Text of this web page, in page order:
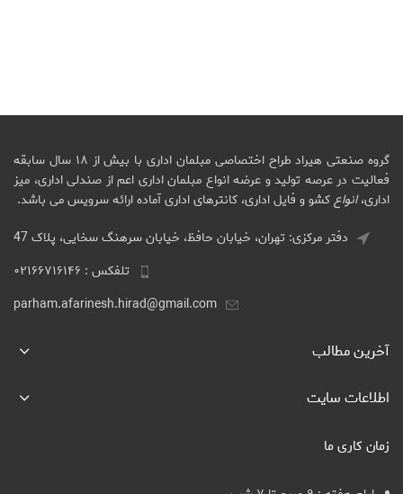
گروه صنعتی هیراد طراح اختصاصی مبلمان اداری با بیش از ۱۸ سال سابقه
فعالیت در عرصه تولید و عرضه انواع مبلمان اداری اعم از صندلی اداری، میز
اداری،انواعکشو و فایل اداری، کانترهای اداری آماده ارائه سرویس می باشد.
دفتر مرکزی: تهران، خیابان حافظ، خیابان سرهنگ سخایی، پلاک 47
تلفکس : ۰۲۱۶۶۷۱۶۱۴۶
parham.afarinesh.hirad@gmail.com
آخرین مطالب
اطلاعات سایت
زمان کاری ما